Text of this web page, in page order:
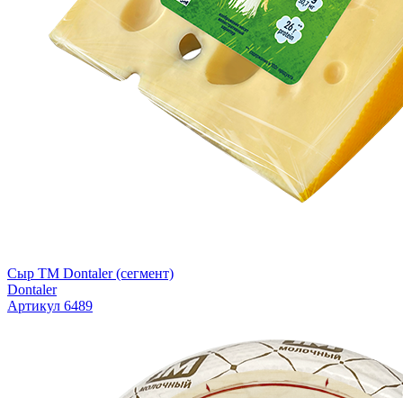
Сыр ТМ Dontaler (сегмент)
Dontaler
Артикул 6489